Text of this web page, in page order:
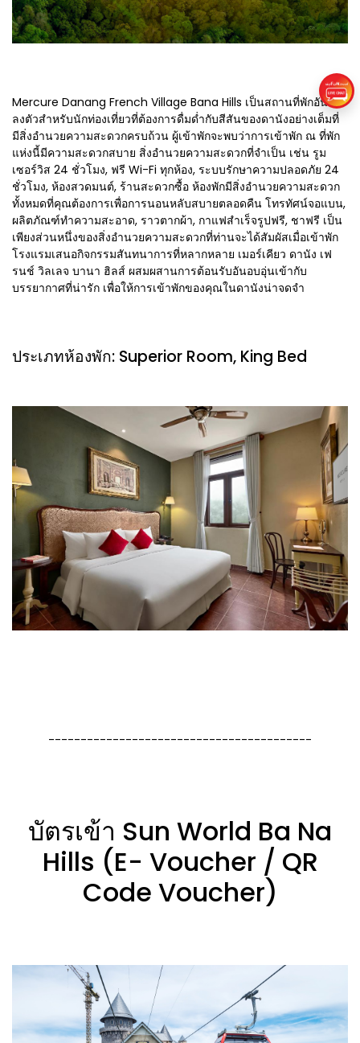
Mercure Danang French Village Bana Hills เป็นสถานที่พักอัน
ลงตัวสำหรับนักท่องเที่ยวที่ต้องการดื่มด่ำกับสีสันของดานังอย่างเต็มที่
มีสิ่งอำนวยความสะดวกครบถ้วน ผู้เข้าพักจะพบว่าการเข้าพัก ณ ที่พัก
แห่งนี้มีความสะดวกสบาย สิ่งอำนวยความสะดวกที่จำเป็น เช่น รูม
เซอร์วิส 24 ชั่วโมง, ฟรี Wi-Fi ทุกห้อง, ระบบรักษาความปลอดภัย 24
ชั่วโมง, ห้องสวดมนต์, ร้านสะดวกซื้อ ห้องพักมีสิ่งอำนวยความสะดวก
ทั้งหมดที่คุณต้องการเพื่อการนอนหลับสบายตลอดคืน โทรทัศน์จอแบน,
ผลิตภัณฑ์ทำความสะอาด, ราวตากผ้า, กาแฟสำเร็จรูปฟรี, ชาฟรี เป็น
เพียงส่วนหนึ่งของสิ่งอำนวยความสะดวกที่ท่านจะได้สัมผัสเมื่อเข้าพัก
โรงแรมเสนอกิจกรรมสันทนาการที่หลากหลาย เมอร์เคียว ดานัง เฟ
รนช์ วิลเลจ บานา ฮิลส์ ผสมผสานการต้อนรับอันอบอุ่นเข้ากับ
บรรยากาศที่น่ารัก เพื่อให้การเข้าพักของคุณในดานังน่าจดจำ
ประเภทห้องพัก: Superior Room, King Bed
-----------------------------------------
บัตรเข้า Sun World Ba Na
Hills (E- Voucher / QR
Code Voucher)